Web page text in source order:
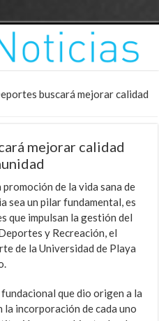
buscará mejorar calidad
mejorar calidad
de la vida sana de
sea un pilar fundamental, es
que impulsan la gestión del
y Recreación, el
de la Universidad de Playa
que dio origen a la
la incorporación de cada uno